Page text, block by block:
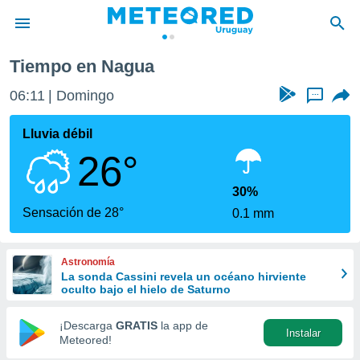
de
ha
para
que se
calidad.
a este
las
y
forma
digital
basada
Tiempo en Nagua
06:11 Domingo ...
Lluvia débil
26°
Sensación de 28°
30%
0.1 mm
Astronomía
La sonda Cassini revela un océano hirviente
oculto bajo el hielo de Saturno
¡Descarga GRATIS la app de
Meteored!
Instalar